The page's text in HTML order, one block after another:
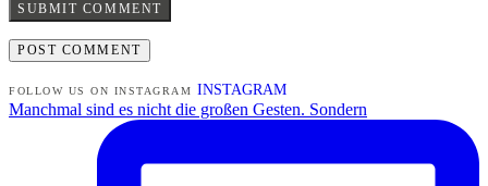
SUBMIT COMMENT
FOLLOW US ON INSTAGRAM INSTAGRAM
Manchmal sind es nicht die großen Gesten. Sondern